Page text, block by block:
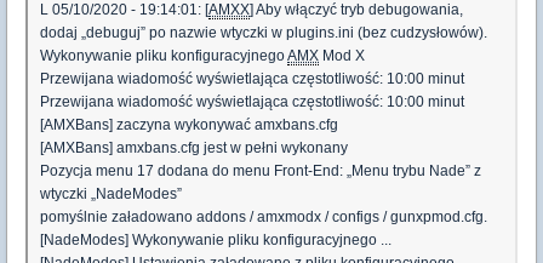
L 05/10/2020 - 19:14:01: [AMXX] Aby włączyć tryb debugowania,
dodaj „debuguj” po nazwie wtyczki w plugins.ini (bez cudzysłowów).
Wykonywanie pliku konfiguracyjnegoAMX Mod X
Przewijana wiadomość wyświetlająca częstotliwość: 10:00 minut
Przewijana wiadomość wyświetlająca częstotliwość: 10:00 minut
[AMXBans] zaczyna wykonywać amxbans.cfg
[AMXBans] amxbans.cfg jest w pełni wykonany
Pozycja menu 17 dodana do menu Front-End: „Menu trybu Nade” z
wtyczki „NadeModes”
pomyślnie załadowano addons / amxmodx / configs / gunxpmod.cfg.
[NadeModes] Wykonywanie pliku konfiguracyjnego ...